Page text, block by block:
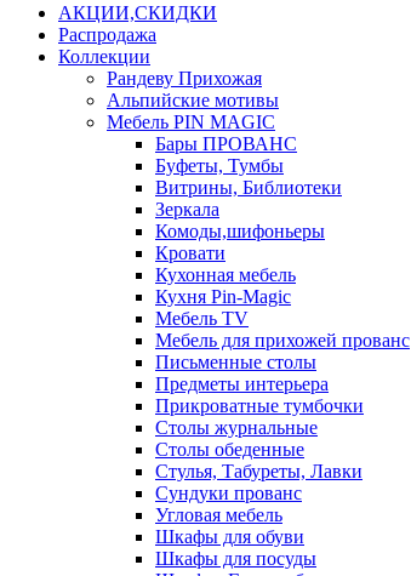
АКЦИИ,СКИДКИ
Распродажа
Коллекции
Рандеву Прихожая
Альпийские мотивы
Мебель PIN MAGIС
Бары ПРОВАНС
Буфеты, Тумбы
Витрины, Библиотеки
Зеркала
Комоды,шифоньеры
Кровати
Кухонная мебель
Кухня Pin-Magic
Мебель TV
Мебель для прихожей прованс
Письменные столы
Предметы интерьера
Прикроватные тумбочки
Столы журнальные
Столы обеденные
Стулья, Табуреты, Лавки
Сундуки прованс
Угловая мебель
Шкафы для обуви
Шкафы для посуды